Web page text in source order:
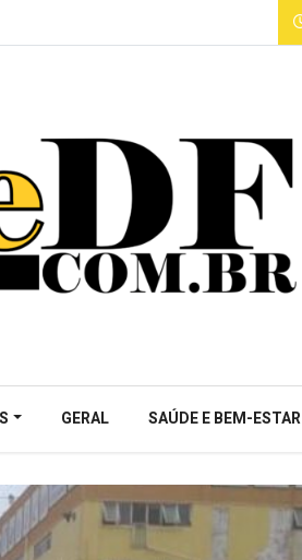
GERAL SAÚDE E BEM-ESTAR